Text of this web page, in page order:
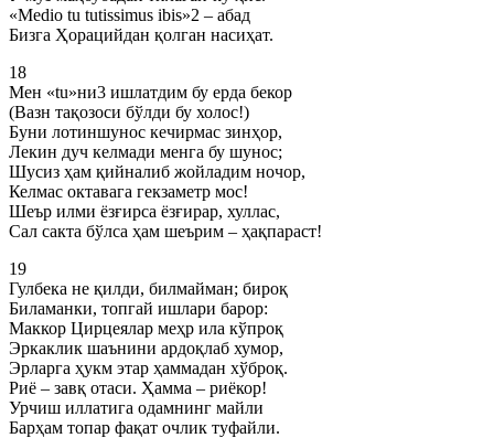
«Medio tu tutissimus ibis»2 – абад
Бизга Ҳорацийдан қолган насиҳат.
18
Мен «tu»ни3 ишлатдим бу ерда бекор
(Вазн тақозоси бўлди бу холос!)
Буни лотиншунос кечирмас зинҳор,
Лекин дуч келмади менга бу шунос;
Шусиз ҳам қийналиб жойладим ночор,
Келмас октавага гекзаметр мос!
Шеър илми ёзғирса ёзғирар, хуллас,
Сал сакта бўлса ҳам шеърим – ҳақпараст!
19
Гулбека не қилди, билмайман; бироқ
Биламанки, топгай ишлари барор:
Маккор Цирцеялар меҳр ила кўпроқ
Эркаклик шаънини ардоқлаб хумор,
Эрларга ҳукм этар ҳаммадан хўброқ.
Риё – завқ отаси. Ҳамма – риёкор!
Урчиш иллатига одамнинг майли
Барҳам топар фақат очлик туфайли.